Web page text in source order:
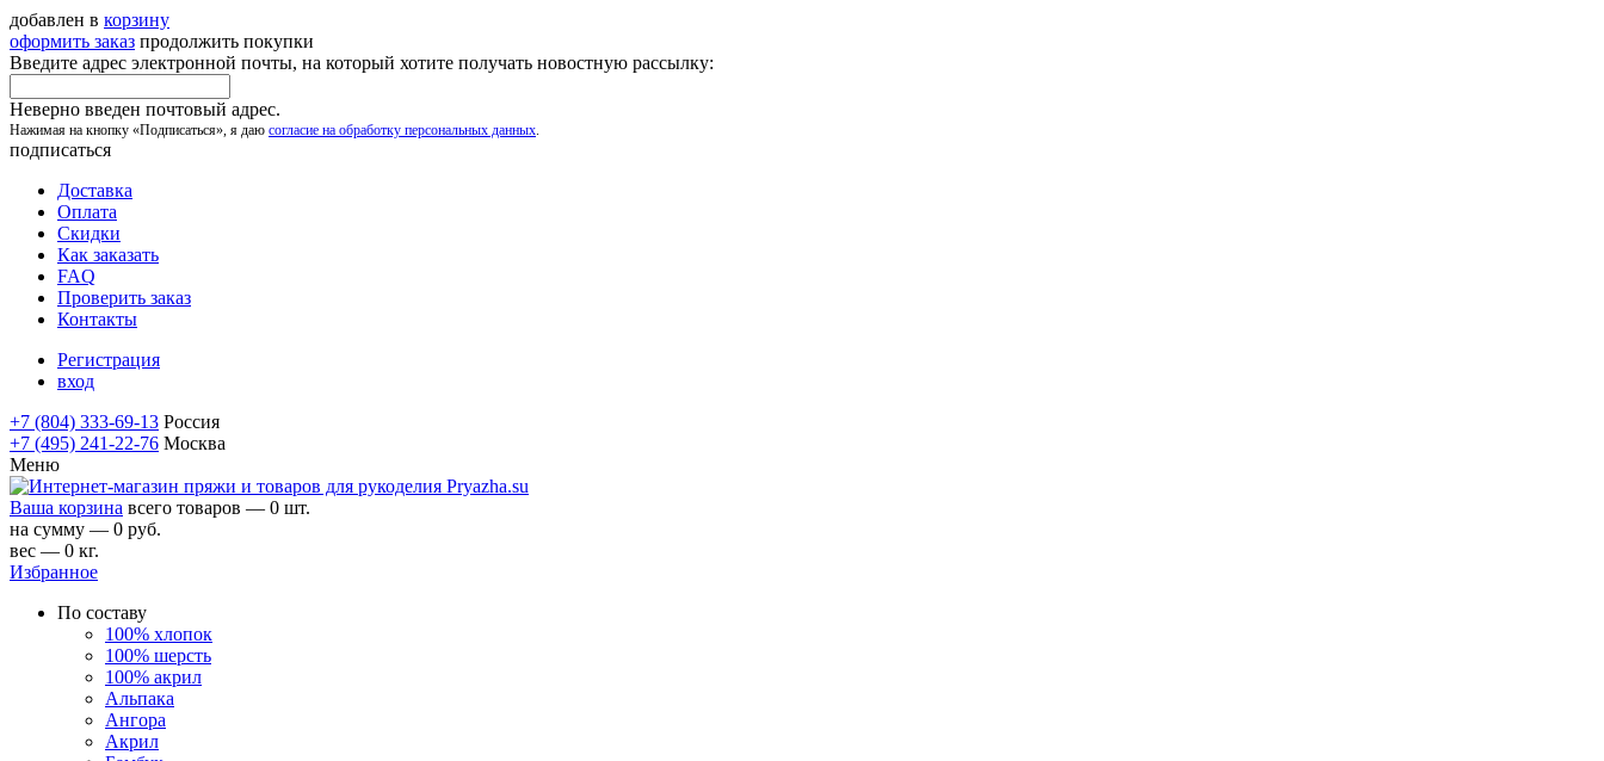
добавлен в корзину
оформить заказ продолжить покупки
Введите адрес электронной почты, на который хотите получать новостную рассылку:
Неверно введен почтовый адрес.
Нажимая на кнопку «Подписаться», я даю согласие на обработку персональных данных.
подписаться
Доставка
Оплата
Скидки
Как заказать
FAQ
Проверить заказ
Контакты
Регистрация
вход
+7 (804) 333-69-13 Россия
+7 (495) 241-22-76 Москва
Меню
Ваша корзина всего товаров — 0 шт.
на сумму — 0 руб.
вес — 0 кг.
Избранное
По составу
100% хлопок
100% шерсть
100% акрил
Альпака
Ангора
Акрил